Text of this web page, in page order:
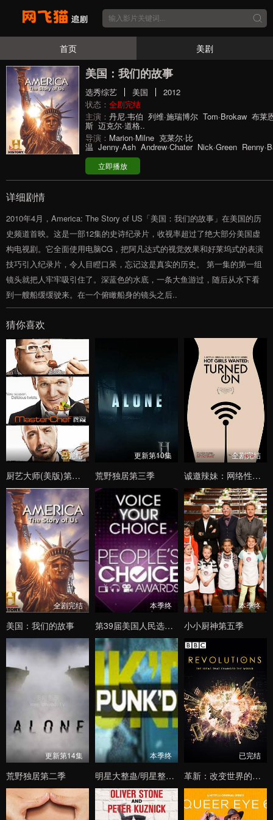
首页 美剧
美国：我们的故事
选秀综艺 美国
2012
状态： 全剧完结
主演： 丹尼·韦伯 列维·施瑞博尔 Tom·Brokaw 布莱
斯 迈克尔·道格..
导演： Marion·Milne 克莱尔·比
温 Jenny·Ash Andrew·Chater Nick·Green
立即播放
详细剧情
2010年4月，America: The Story of US「美国：我们的故事」在美国的历
史频道首映。这是一部12集的史诗纪录片，收视率超过了绝大部分美国虚
构电视剧。它全面使用电脑CG，把阿凡达式的视觉效果和好莱坞式的表演
技巧引入纪录片，令人目瞪口呆，忘记这是真实的历史。 第一集的第一组
镜头就把人牢牢吸引住了。深蓝色的水底，一条大鱼游过，随后从水下看
到一艘船缓缓驶来。在一个俯瞰船身的镜头之后..
猜你喜欢
已完结
厨艺大师(美版)第四季
更新第10集
荒野独居第三季
全剧完结
诚邀辣妹：网络性与爱第一季
全剧完结
美国：我们的故事
本季终
第39届美国人民选择奖颁奖典礼
本季终
小小厨神第五季
更新第14集
荒野独居第二季
本季终
明星大整蛊/明星整人秀第九季
已完结
革新：改变世界的发明第一季